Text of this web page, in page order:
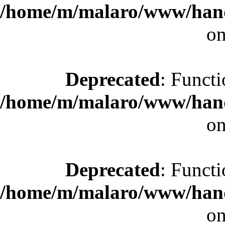
/home/m/malaro/www/
Deprecated:
/home/m/malaro/www/
Deprecated:
/home/m/malaro/www/